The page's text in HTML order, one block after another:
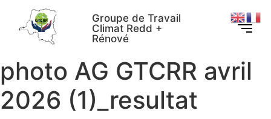
Groupe de Travail
Climat Redd +
Rénové
photo AG GTCRR avril
2026 (1)_resultat